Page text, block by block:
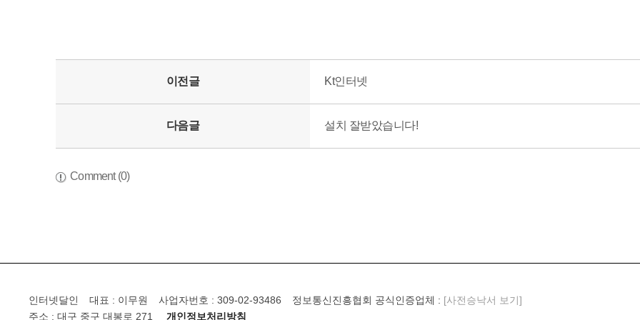
이전글 Kt인터넷
다음글 설치 잘받았습니다!
Comment (0)
인터넷달인 대표 : 이무원 사업자번호 : 309-02-93486 정보통신진흥협회 공식인증업체 : [사전승낙서 보기]
주소 : 대구 중구 대봉로 271
개인정보처리방침